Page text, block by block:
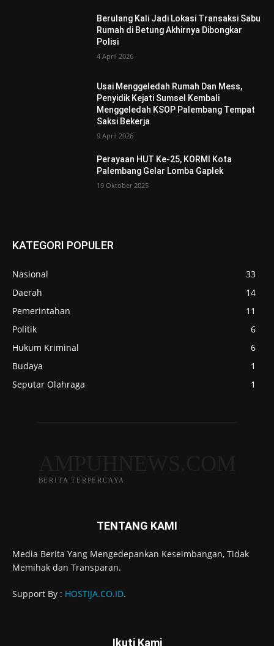
Berulang Kali Jadi Lokasi Transaksi Sabu
Rumah di Betung Akhirnya Dibongkar
Polisi
4 April 2026
Usai Menggeledah Rumah Dan Mess,
Penyidik Kejati Sumsel Kembali
Menggeledah KSOP Palembang Tempat
Saksi Bekerja
9 April 2026
Perayaan HUT Ke-25, KORMI Kota
Palembang Gelar Lomba Gaplek
19 Oktober 2025
KATEGORI POPULER
Nasional
33
Daerah
14
Pemerintahan
11
Politik
6
Hukum Kriminal
6
Budaya
1
Seputar Olahraga
1
BERITA TERPERCAYA
TENTANG KAMI
Media Berita Yang Mengedepankan Keseimbangan, Tidak
Memihak dan Transparan.
Support By : HOSTIJA.CO.ID.
Ikuti Kami